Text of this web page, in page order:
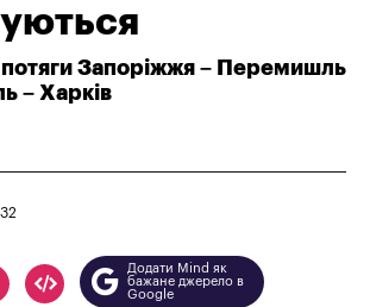
потяги Запоріжжя – Перемишль
– Харків
Додати Mind як
бажане джерело в
Google